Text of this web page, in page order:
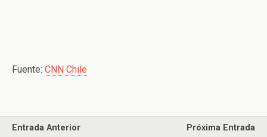
Fuente: CNN Chile
Entrada Anterior
Próxima Entrada